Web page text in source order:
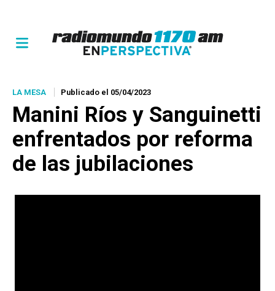
LA MESA Publicado el 05/04/2023
Manini Ríos y Sanguinetti
enfrentados por reforma
de las jubilaciones